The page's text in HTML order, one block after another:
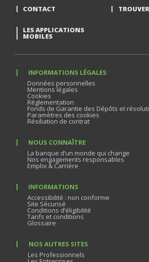
CONTACT
LES APPLICATIONS
MOBILES
INFORMATIONS LÉGALES
Données personnelles
Mentions légales
Cookies
Réglementation
Fonds de Garantie des Dépôts et
Paramètres des cookies
Résiliation de contrat
NOUS CONNAÎTRE
La banque d’un monde qui change
Nos engagements responsables
Emploi & Carrière
INFORMATIONS
Accessibilité : non conforme
Site Sécurisé
Conditions d’éligibilité
Tarifs et conditions
Glossaire
NOS AUTRES SITES
Les Professionnels